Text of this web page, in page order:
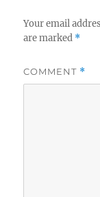
Your email
are marked *
COMMENT *